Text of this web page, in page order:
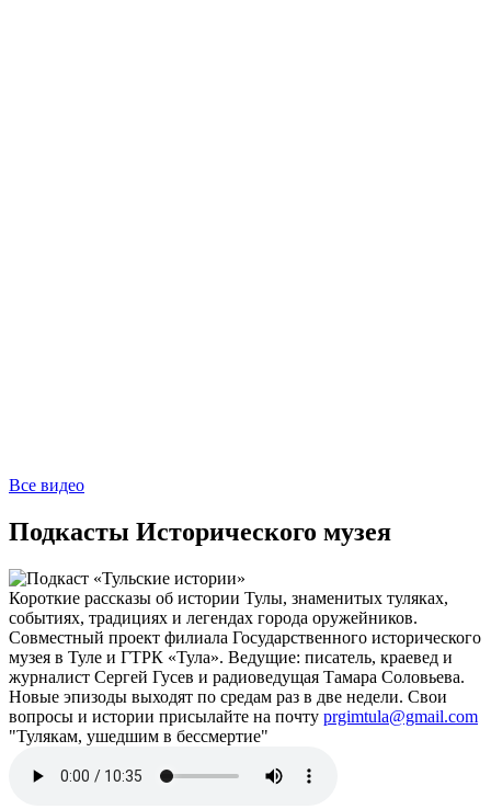
Все видео
Подкасты Исторического музея
Короткие рассказы об истории Тулы, знаменитых туляках,
событиях, традициях и легендах города оружейников.
Совместный проект филиала Государственного исторического
музея в Туле и ГТРК «Тула». Ведущие: писатель, краевед и
журналист Сергей Гусев и радиоведущая Тамара Соловьева.
Новые эпизоды выходят по средам раз в две недели. Свои
вопросы и истории присылайте на почту prgimtula@gmail.com
"Тулякам, ушедшим в бессмертие"